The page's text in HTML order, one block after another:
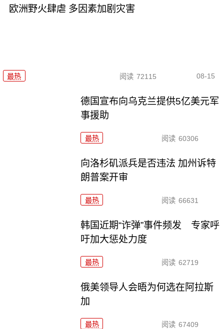
欧洲野火肆虐 多因素加剧灾害
最热 阅读 72115 08-15
德国宣布向乌克兰提供5亿美元军
事援助
最热 阅读 60306
向洛杉矶派兵是否违法 加州诉特
朗普案开审
最热 阅读 66631
韩国近期“诈弹”事件频发 专家呼
吁加大惩处力度
最热 阅读 62719
俄美领导人会晤为何选在阿拉斯
加
最热 阅读 67409